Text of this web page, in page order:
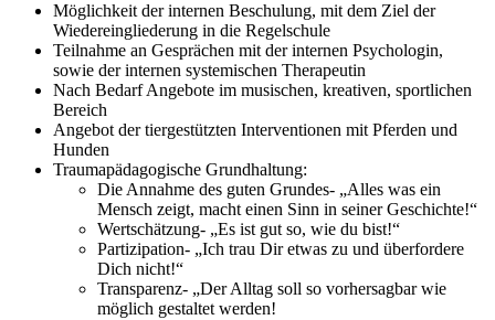
Möglichkeit der internen Beschulung, mit dem Ziel der
Wiedereingliederung in die Regelschule
Teilnahme an Gesprächen mit der internen Psychologin,
sowie der internen systemischen Therapeutin
Nach Bedarf Angebote im musischen, kreativen, sportlichen
Bereich
Angebot der tiergestützten Interventionen mit Pferden und
Hunden
Traumapädagogische Grundhaltung:
Die Annahme des guten Grundes- „Alles was ein
Mensch zeigt, macht einen Sinn in seiner Geschichte!“
Wertschätzung- „Es ist gut so, wie du bist!“
Partizipation- „Ich trau Dir etwas zu und überfordere
Dich nicht!“
Transparenz- „Der Alltag soll so vorhersagbar wie
möglich gestaltet werden!